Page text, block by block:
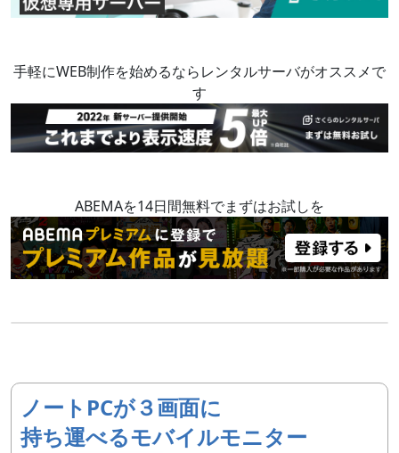
手軽にWEB制作を始めるならレンタルサーバがオススメで
す
ABEMAを14日間無料でまずはお試しを
ノートPCが３画面に
持ち運べるモバイルモニター